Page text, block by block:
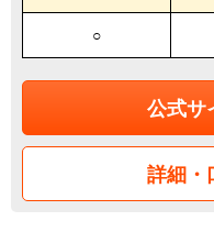
○
公式サ
詳細・